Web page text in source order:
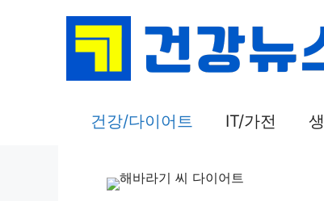
건강/다이어트 IT/가전